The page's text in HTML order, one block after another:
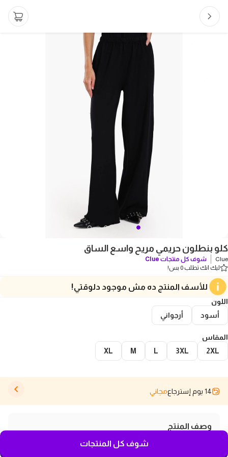
كلو بنطلون حريمي مريح واسع الساق
Clue شوف كل منتجات Clue
ليك انك تطلب 0 بس!
للأسف المنتج ده مش موجود دلوقتي!
اللون
أسود
أرجواني
المقاس
2XL
3XL
L
M
XL
14 يوم إسترجاع مجاني
وصف المنتج
استمتع بالراحة طوال اليوم مع بنطال الاسترخاء عالي الخصر
شوف كل المنتجات